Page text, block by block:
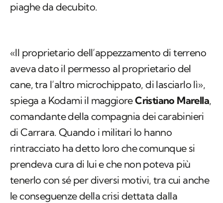
piaghe da decubito.
«Il proprietario dell’appezzamento di terreno
aveva dato il permesso al proprietario del
cane, tra l’altro microchippato, di lasciarlo lì»,
spiega a Kodami il maggioreCristiano Marella,
comandante della compagnia dei carabinieri
di Carrara. Quando i militari lo hanno
rintracciato ha detto loro che comunque si
prendeva cura di lui e che non poteva più
tenerlo con sé per diversi motivi, tra cui anche
le conseguenze della crisi dettata dalla